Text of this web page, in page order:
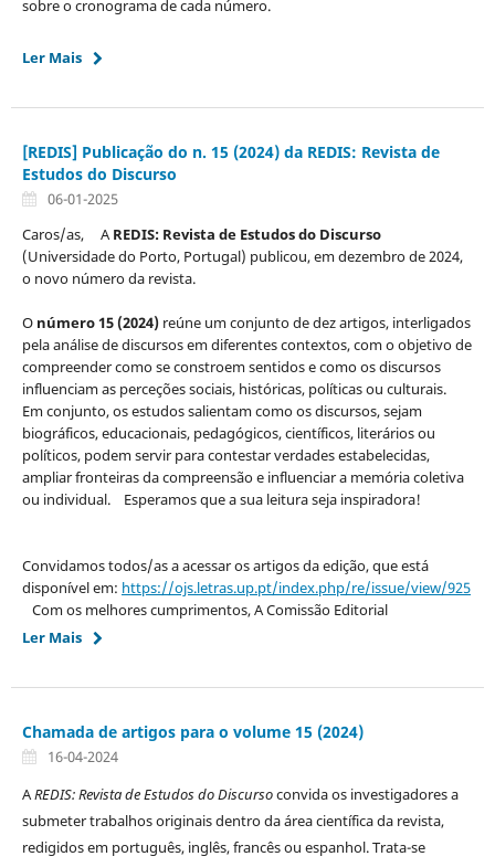
sobre o cronograma de cada número.
Ler Mais
[REDIS] Publicação do n. 15 (2024) da REDIS: Revista de
Estudos do Discurso
06-01-2025
Caros/as, AREDIS: Revista de Estudos do Discurso
(Universidade do Porto, Portugal) ​publicou, em dezembro de 2024,
o novo número ​da revista.
​O ​ número 15 (2024)reúne um conjunto de dez artigos, interligados
pela análise de discursos em diferentes contextos, com o objetivo de
compreender como se constroem sentidos e como os discursos
influenciam as perceções sociais, históricas, políticas ou culturais.​ ​
Em conjunto, os estudos salientam como os discursos, sejam
biográficos, educacionais, pedagógicos, científicos, literários ou
políticos, podem servir para contestar verdades estabelecidas,
ampliar fronteiras da compreensão e influenciar a memória coletiva
ou individual. Esperamos que a sua leitura seja inspiradora​!
Convidamos todos/as a acessar os artigos d​a edição, que está
disponível em: ​ https://ojs.letras.up.pt/index.php/re/issue/view/925
​Com os melhores cumprimentos, A Comissão Editorial
Ler Mais
Chamada de artigos para o volume 15 (2024)
16-04-2024
AREDIS: Revista de Estudos do Discursoconvida os investigadores a
submeter trabalhos originais dentro da área científica da revista,
redigidos em português, inglês, francês ou espanhol. Trata-se